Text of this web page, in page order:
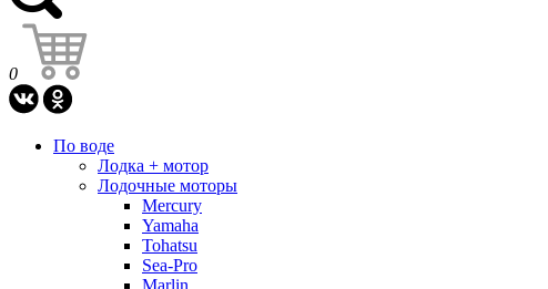
0
По воде
Лодка + мотор
Лодочные моторы
Mercury
Yamaha
Tohatsu
Sea-Pro
Marlin